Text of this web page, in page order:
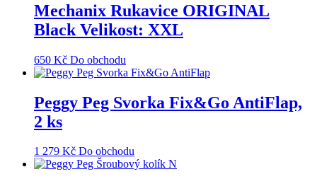
Mechanix Rukavice ORIGINAL
Black Velikost: XXL
650 Kč Do obchodu
Peggy Peg Svorka Fix&Go AntiFlap,
2 ks
1 279 Kč Do obchodu